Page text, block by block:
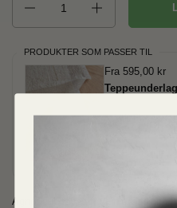
PRODUKTER SOM PASSER TIL
Fra 595,00 kr
Agner gulvteppe fra Linie Design i